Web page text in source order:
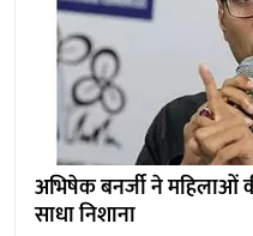
अभिषेक बनर्जी ने महिलाओं
साधा निशाना